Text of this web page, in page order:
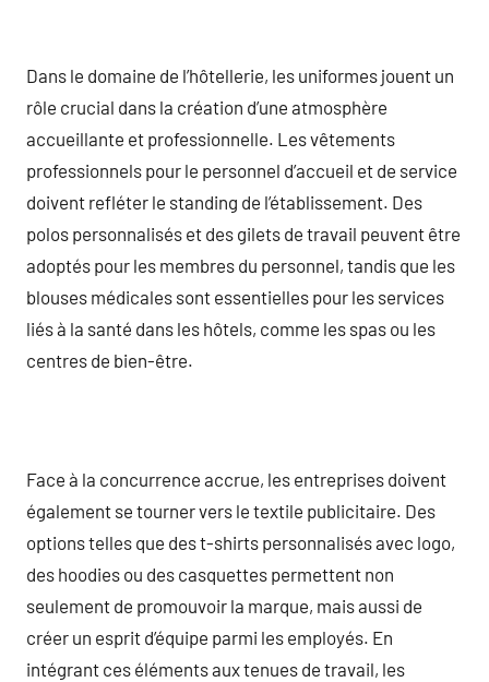
Dans le domaine de l’hôtellerie, les uniformes jouent un
rôle crucial dans la création d’une atmosphère
accueillante et professionnelle. Les vêtements
professionnels pour le personnel d’accueil et de service
doivent refléter le standing de l’établissement. Des
polos personnalisés et des gilets de travail peuvent être
adoptés pour les membres du personnel, tandis que les
blouses médicales sont essentielles pour les services
liés à la santé dans les hôtels, comme les spas ou les
centres de bien-être.
Face à la concurrence accrue, les entreprises doivent
également se tourner vers le textile publicitaire. Des
options telles que des t-shirts personnalisés avec logo,
des hoodies ou des casquettes permettent non
seulement de promouvoir la marque, mais aussi de
créer un esprit d’équipe parmi les employés. En
intégrant ces éléments aux tenues de travail, les